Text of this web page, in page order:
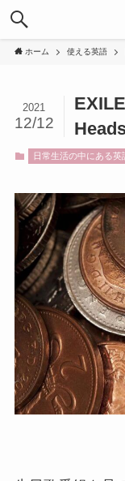
ホーム 使える英語
2021
12/12
日常生活の中にある英